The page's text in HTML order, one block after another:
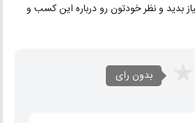
بدید و نظر خودتون رو درباره این کسب و
بدون رای